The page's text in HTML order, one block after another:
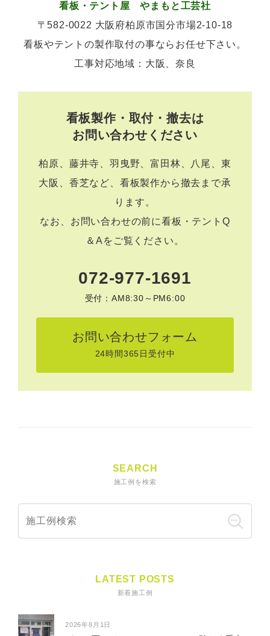
看板・テント屋 やまもと工芸社
〒582-0022 大阪府柏原市国分市場2-10-18
看板やテントの製作取付の事ならお任せ下さい。
工事対応地域：大阪、奈良
看板製作・取付・撤去は
お問い合わせください
柏原、藤井寺、羽曳野、富田林、八尾、東
大阪、香芝など、看板製作から撤去まで承
ります。
なお、お問い合わせの前に看板・テントQ
＆A をご覧ください。
072-977-1691
受付：AM8:30～PM6:00
お問い合わせフォーム
24時間365日受付中
SEARCH
施工例を検索
LATEST POSTS
新着施工例
2026年8月1日